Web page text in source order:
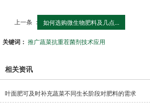
上一条 ： 如何选购微生物肥料及几点...
关键词： 推广蔬菜抗重茬菌剂技术应用
相关资讯
叶面肥可及时补充蔬菜不同生长阶段对肥料的需求